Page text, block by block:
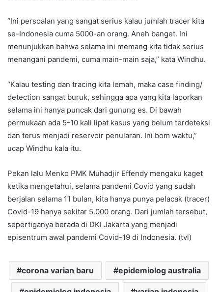
“Ini persoalan yang sangat serius kalau jumlah tracer kita
se-Indonesia cuma 5000-an orang. Aneh banget. Ini
menunjukkan bahwa selama ini memang kita tidak serius
menangani pandemi, cuma main-main saja,” kata Windhu.
“Kalau testing dan tracing kita lemah, maka case finding/
detection sangat buruk, sehingga apa yang kita laporkan
selama ini hanya puncak dari gunung es. Di bawah
permukaan ada 5-10 kali lipat kasus yang belum terdeteksi
dan terus menjadi reservoir penularan. Ini bom waktu,”
ucap Windhu kala itu.
Pekan lalu Menko PMK Muhadjir Effendy mengaku kaget
ketika mengetahui, selama pandemi Covid yang sudah
berjalan selama 11 bulan, kita hanya punya pelacak (tracer)
Covid-19 hanya sekitar 5.000 orang. Dari jumlah tersebut,
sepertiganya berada di DKI Jakarta yang menjadi
episentrum awal pandemi Covid-19 di Indonesia. (tvl)
corona varian baru epidemiolog australia